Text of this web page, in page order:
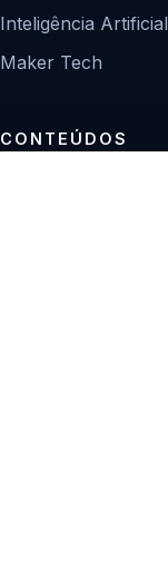
Inteligência Artificial
Maker Tech
CONTEÚDOS